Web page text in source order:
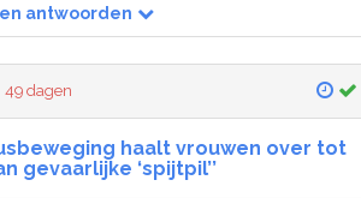
antwoorden
49 dagen
haalt vrouwen over tot
gevaarlijke ‘spijtpil’’